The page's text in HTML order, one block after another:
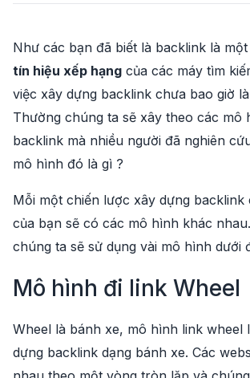
Như các bạn đã biết là backlink là
tín hiệu xếp hạng của các máy tìm
việc xây dựng backlink chưa bao giờ
Thường chúng ta sẽ xây theo các mô
backlink mà nhiều người đã nghiên
mô hình đó là gì ?
Mỗi một chiến lược xây dựng backlink
của bạn sẽ có các mô hình khác
chúng ta sẽ sử dụng vài mô hình dưới
Mô hình đi link Wheel
Wheel là bánh xe, mô hình link wheel
dựng backlink dạng bánh xe. Các